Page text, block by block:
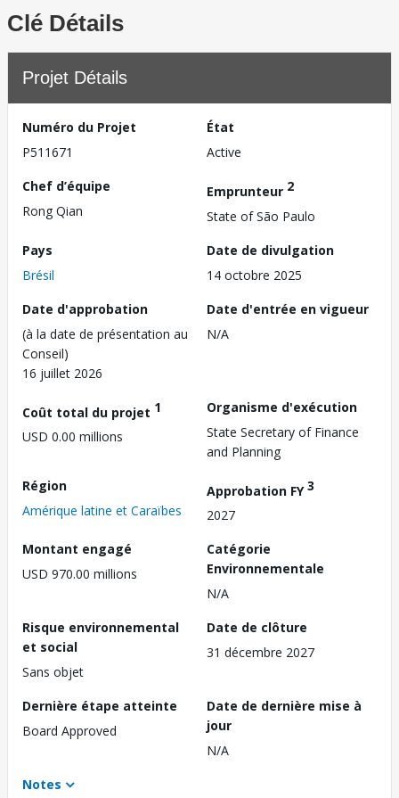
Clé Détails
Projet Détails
Numéro du Projet
P511671
État
Active
Chef d’équipe
Rong Qian
Emprunteur 2
State of São Paulo
Pays
Brésil
Date de divulgation
14 octobre 2025
Date d'approbation
(à la date de présentation au
Conseil)
16 juillet 2026
Date d'entrée en vigueur
N/A
Coût total du projet 1
USD 0.00 millions
Organisme d'exécution
State Secretary of Finance
and Planning
Région
Amérique latine et Caraïbes
Approbation FY3
2027
Montant engagé
USD 970.00 millions
Catégorie
Environnementale
N/A
Risque environnemental
et social
Sans objet
Date de clôture
31 décembre 2027
Dernière étape atteinte
Board Approved
Date de dernière mise à
jour
N/A
Notes